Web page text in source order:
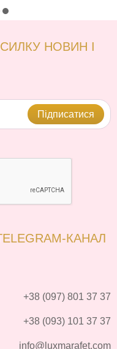
НОВИН І
Підписатися
КАНАЛ
+38 (097) 801 37 37
+38 (093) 101 37 37
info@luxmarafet.com